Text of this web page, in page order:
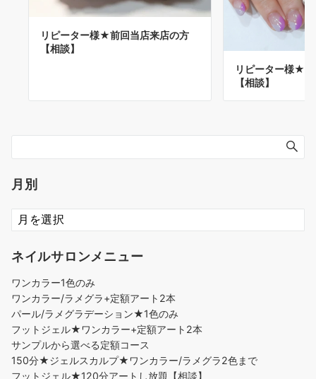
リピーター様★前回当店来店の方
【相談】
リピーター様★
【相談】
月別
ネイルサロンメニュー
ワンカラー1色のみ
ワンカラー/ラメグラ+定額アート2本
パール/ラメグラデーション★1色のみ
フットジェル★ワンカラー+定額アート2本
サンプルから選べる定額コース
150分★ジェルスカルプ★ワンカラー/ラメグラ2色まで
フットジェル★120分アートし放題【相談】